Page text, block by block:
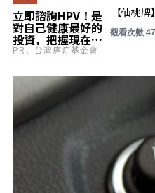
立即諮詢HPV！是
對自己健康最好的
投資，把握現在不
嫌晚！
PR．台灣癌症基金會
【仙桃
觀看次數